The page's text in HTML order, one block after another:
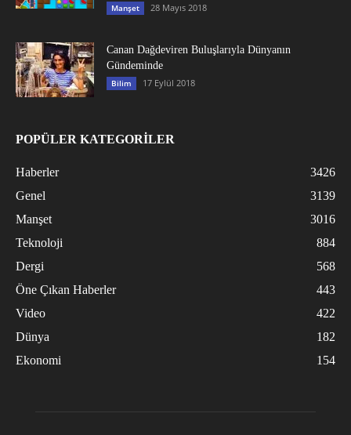
Manşet 28 Mayıs 2018
Canan Dağdeviren Buluşlarıyla Dünyanın
Gündeminde
Bilim 17 Eylül 2018
POPÜLER KATEGORİLER
Haberler
3426
Genel
3139
Manşet
3016
Teknoloji
884
Dergi
568
Öne Çıkan Haberler
443
Video
422
Dünya
182
Ekonomi
154